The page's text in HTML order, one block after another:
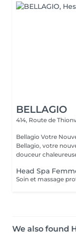
BELLAGIO
414, Route de
Bellagio Votre Nouvel Écrin
Bellagio, votre
douceur
Head Spa
We also found